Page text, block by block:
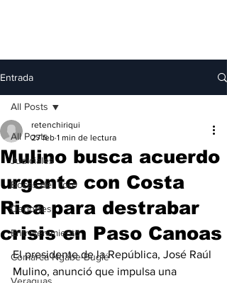
Entrada
All Posts
Judiciales
Bocas del Toro
Deportes
Entretenimiento
Comarca Ngäbe-Buglé
All Posts
Mulino busca acuerdo
urgente con Costa
Rica para destrabar
crisis en Paso Canoas
retenchiriqui
27 feb 1 min de lectura
El presidente de la República, José Raúl
Mulino, anunció que impulsa una